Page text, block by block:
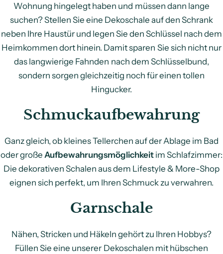
Wohnung hingelegt haben und müssen dann lange
suchen? Stellen Sie eine Dekoschale auf den Schrank
neben Ihre Haustür und legen Sie den Schlüssel nach dem
Heimkommen dort hinein. Damit sparen Sie sich nicht nur
das langwierige Fahnden nach dem Schlüsselbund,
sondern sorgen gleichzeitig noch für einen tollen
Hingucker.
Schmuckaufbewahrung
Ganz gleich, ob kleines Tellerchen auf der Ablage im Bad
oder große Aufbewahrungsmöglichkeit im Schlafzimmer:
Die dekorativen Schalen aus dem Lifestyle & More-Shop
eignen sich perfekt, um Ihren Schmuck zu verwahren.
Garnschale
Nähen, Stricken und Häkeln gehört zu Ihren Hobbys?
Füllen Sie eine unserer Dekoschalen mit hübschen